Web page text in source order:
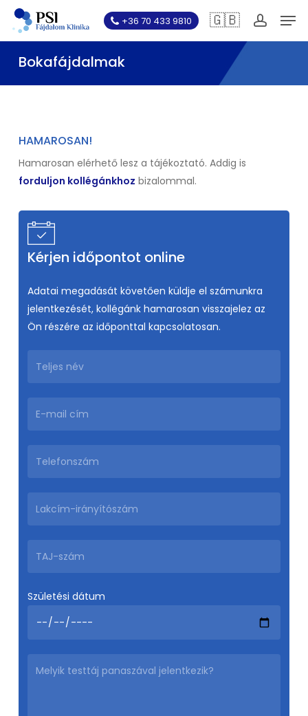
Skip
main
content
+36 70 433 9810 🇬🇧
Bokafájdalmak
HAMAROSAN!
Hamarosan elérhető lesz a tájékoztató. Addig is
forduljon kollégánkhoz bizalommal.
Kérjen időpontot online
Adatai megadását követően küldje el számunkra
jelentkezését, kollégánk hamarosan visszajelez az
Ön részére az időponttal kapcsolatosan.
Születési dátum